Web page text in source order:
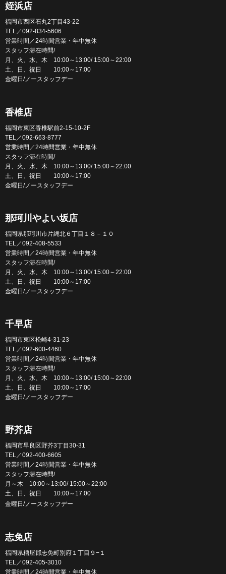
姪浜店
福岡市西区石丸2丁目43-22
TEL／092-834-5606
営業時間／24時間営業・年中無休
スタッフ滞在時間/
月、火、水、木 10:00～13:00/ 15:00～22:00
土、日、祝日 10:00～17:00
金曜日/ノースタッフデー
香椎店
福岡市東区香椎駅前2-15-10-2F
TEL／092-663-8777
営業時間／24時間営業・年中無休
スタッフ滞在時間/
月、火、水、木 10:00～13:00/ 15:00～22:00
土、日、祝日 10:00～17:00
金曜日/ノースタッフデー
那珂川やよい坂店
福岡県那珂川市片縄北６丁目１８－１０
TEL／092-408-5533
営業時間／24時間営業・年中無休
スタッフ滞在時間/
月、火、水、木 10:00～13:00/ 15:00～22:00
土、日、祝日 10:00～17:00
金曜日/ノースタッフデー
千早店
福岡市東区松崎4-31-23
TEL／092-600-4460
営業時間／24時間営業・年中無休
スタッフ滞在時間/
月、火、水、木 10:00～13:00/ 15:00～22:00
土、日、祝日 10:00～17:00
金曜日/ノースタッフデー
野芥店
福岡市早良区野芥3丁目30-31
TEL／092-400-6605
営業時間／24時間営業・年中無休
スタッフ滞在時間/
月～木 10:00～13:00/ 15:00～22:00
土、日、祝日 10:00～17:00
金曜日/ノースタッフデー
志免店
福岡県糟屋郡志免町別府１丁目９−１
TEL／092-405-3010
営業時間／24時間営業・年中無休